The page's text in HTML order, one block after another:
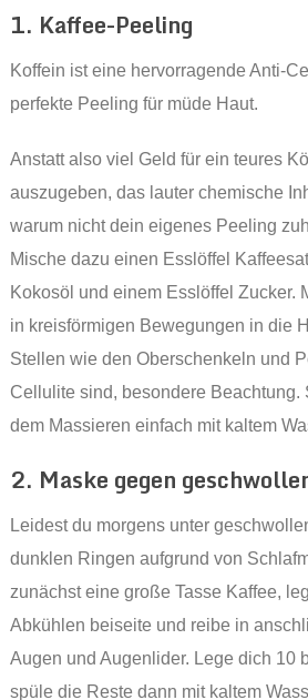
1. Kaffee-Peeling
Koffein ist eine hervorragende Anti-
perfekte Peeling für müde Haut.
Anstatt also viel Geld für ein teures
auszugeben, das lauter chemische
warum nicht dein eigenes Peeling
Mische dazu einen Esslöffel
Kokosöl und einem Esslöffel Zucker.
in kreisförmigen Bewegungen in die
Stellen wie den Oberschenkeln und
Cellulite sind, besondere Beachtung.
dem Massieren einfach mit kaltem
2. Maske gegen
Leidest du morgens unter
dunklen Ringen aufgrund von
zunächst eine große Tasse Kaffee,
Abkühlen beiseite und reibe in
Augen und Augenlider. Lege dich 10
spüle die Reste dann mit kaltem